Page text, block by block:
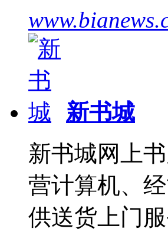
新书城
新书城网上
营计算机、
供送货上门服